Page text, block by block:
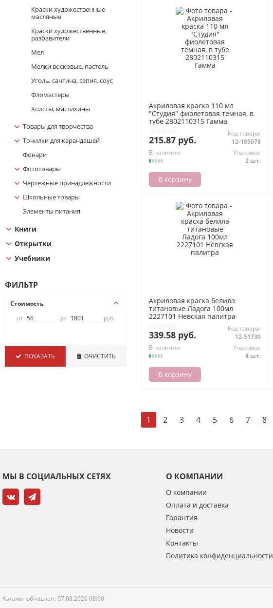
Краски художественные
масляные
Краски художественные,
разбавители
Мел
Мелки восковые, пастель
Уголь, сангина, сепия, соус
Фломастеpы
Холсты, мастихины
Товары для творчества
Точилки для карандашей
Фонари
Фототовары
Чертежные принадлежности
Школьные товары
Элементы питания
Книги
Открытки
Учебники
ФИЛЬТР
Стоимость
от
до руб.
ПОКАЗАТЬ ОЧИСТИТЬ
Акриловая краска 110 мл
"Студия" фиолетовая темная, в
тубе 2802110315 Гамма
215.87 руб.
Код товара:
12-195078
В наличии
Упаковка:
2 шт.
В корзину
Акриловая краска белила
титановые Ладога 100мл
2227101 Невская палитра
339.58 руб.
Код товара:
12-51730
В наличии
Упаковка:
4 шт.
В корзину
1 2 3 4 5 6 7 8
МЫ В СОЦИАЛЬНЫХ СЕТЯХ О КОМПАНИИ
О компании
Оплата и доставка
Гарантия
Новости
Контакты
Политика конфиденциальности
Каталог обновлен: 07.08.2026 08:00